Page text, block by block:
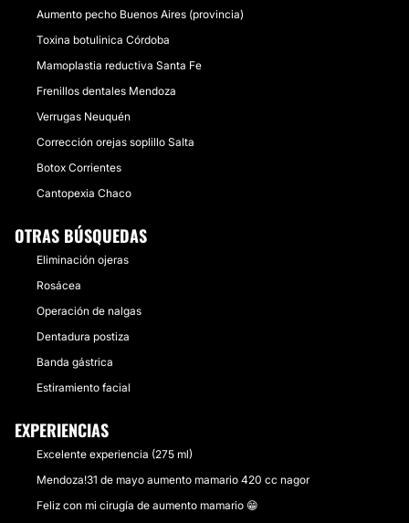
Aumento pecho Buenos Aires (provincia)
Toxina botulinica Córdoba
Mamoplastia reductiva Santa Fe
Frenillos dentales Mendoza
Verrugas Neuquén
Corrección orejas soplillo Salta
Botox Corrientes
Cantopexia Chaco
OTRAS BÚSQUEDAS
Eliminación ojeras
Rosácea
Operación de nalgas
Dentadura postiza
Banda gástrica
Estiramiento facial
EXPERIENCIAS
Excelente experiencia (275 ml)
Mendoza!31 de mayo aumento mamario 420 cc nagor
Feliz con mi cirugía de aumento mamario 😁